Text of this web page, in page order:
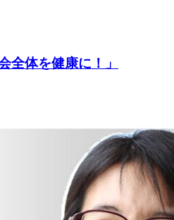
全体を健康に！」